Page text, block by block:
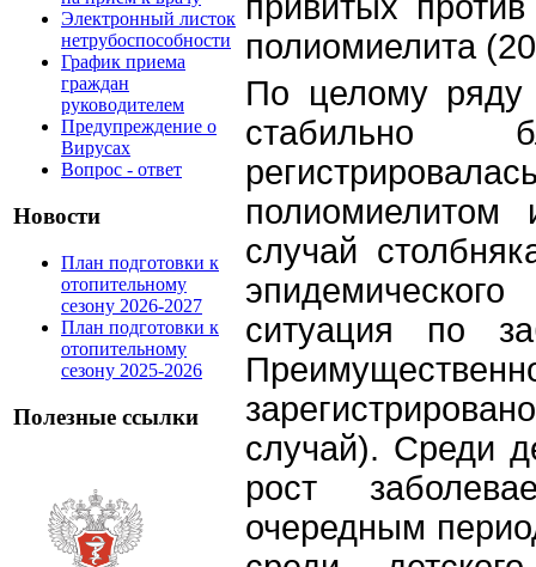
Электронный листок
нетрубоспособности
График приема
граждан
руководителем
Предупреждение о
Вирусах
Вопрос - ответ
Новости
План подготовки к
отопительному
сезону 2026-2027
План подготовки к
отопительному
сезону 2025-2026
Полезные ссылки
полиомиелита
По целому ряду
стабильно
полиомиелитом
случай
ситуация по
случай). Среди
рост
очередным